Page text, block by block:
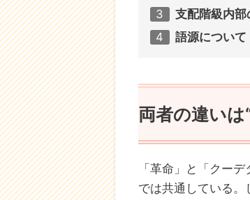
支配階級内部
語源について
両者の違いは
「革命」と「クー
では共通している。